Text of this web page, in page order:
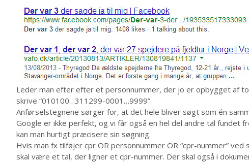
Leder man efter efter et personnummer, der jo er opbygget af
skrive “010100…311299-0001…9999”
Anførselstegnene sørger for, at det hele bliver søgt som én
Google er ikke perfekt, og vi får også en hel del andre tal
kan man hurtigt præcisere sin søgning.
Hvis man fx tilføjer cpr OR personnummer OR “cpr-nummer”
skal være et tal, der ligner et cpr-nummer. Der skal også i